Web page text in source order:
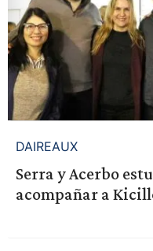
DAIREAUX
Serra y Acerbo
acompañar a